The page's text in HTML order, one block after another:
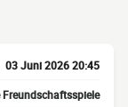
03 Juni 2026 20:45